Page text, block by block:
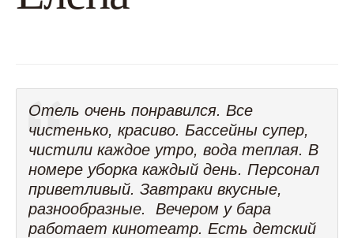
Отель очень понравился. Все
чистенько, красиво. Бассейны супер,
чистили каждое утро, вода теплая. В
номере уборка каждый день. Персонал
приветливый. Завтраки вкусные,
разнообразные. Вечером у бара
работает кинотеатр. Есть детский